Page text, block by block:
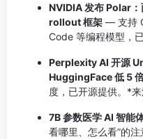
NVIDIA 发布 Polar
rollout 框架 — 支持
Code 等编程模型，
Perplexity AI 开源
HuggingFace 低 5
度，已开源提供。*
7B 参数医学 AI 智能
看哪里、怎么看”的